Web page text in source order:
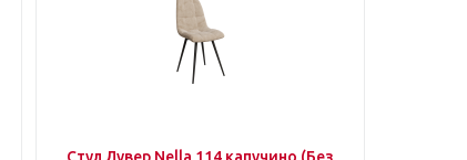
Стул Лувер Nella 114 капучино (Без